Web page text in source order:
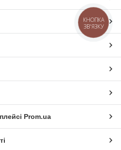
Prom.ua
КНОПКА
ЗВ'ЯЗКУ